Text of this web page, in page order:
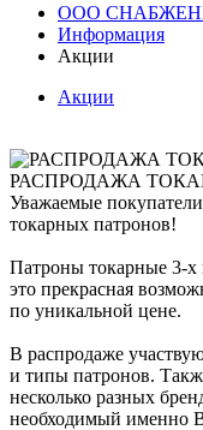
ООО
Информация
Акции
Акции
РАСПРОДАЖА
Уважаемые
токарных патронов!
Патроны токарные 3-х
это прекрасная
по уникальной цене.
В распродаже
и типы патронов.
несколько разных
необходимый именно